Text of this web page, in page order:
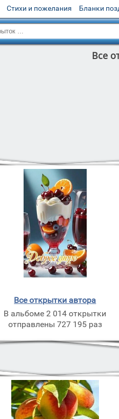
Стихи и пожелания Бланки
Все
Все открытки автора
В альбоме 2 014 открытки
отправлены 727 195 раз